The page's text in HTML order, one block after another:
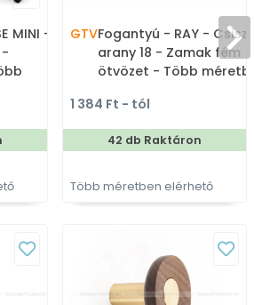
MINI -
-
GTVFogantyú - RAY -
arany 18 - Zamak fém
ötvözet - Több
bútorfogantyú
1 384 Ft - tól
42 db Raktáron
Több méretben elérhető